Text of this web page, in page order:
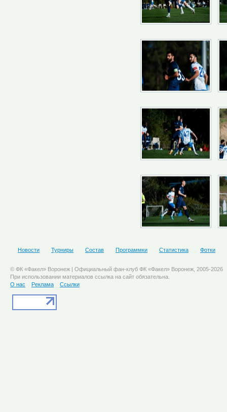
Новости Турниры Состав Программки Статистика Фотки
© ФК «Факел» Воронеж | Официальный фан-клуб ФК «Факел» Воронеж, 2005-2026
При использовании материалов ссылка на сайт обязательна.
О нас
Реклама Ссылки